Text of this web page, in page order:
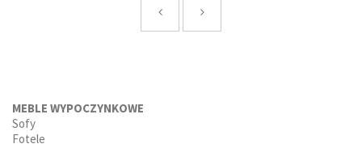
MEBLE WYPOCZYNKOWE
Sofy
Fotele